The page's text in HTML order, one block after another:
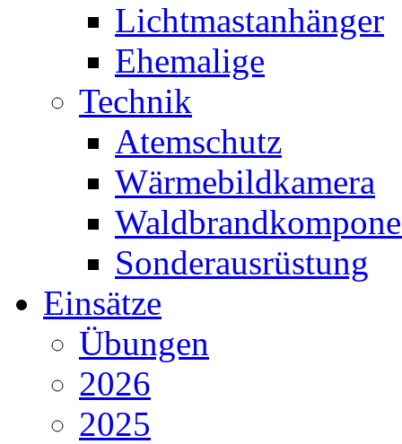
Lichtmastanhänger
Ehemalige
Technik
Atemschutz
Wärmebildkamera
Sonderausrüstung
Einsätze
Übungen
2026
2025